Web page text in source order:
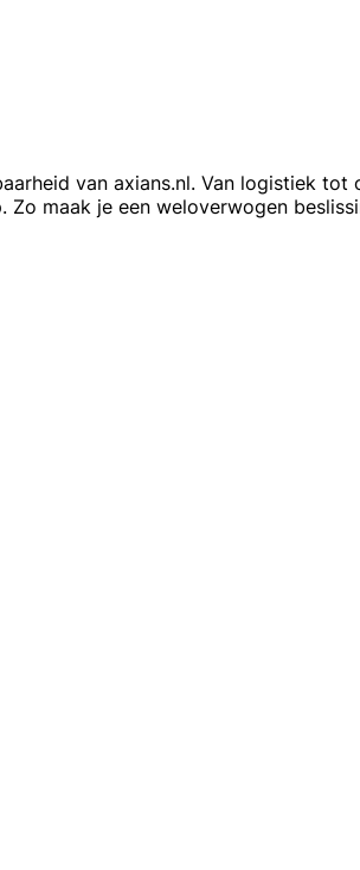
van axians.nl. Van logistiek
maak je een weloverwogen